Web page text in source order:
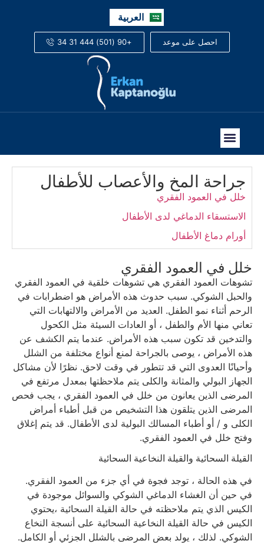
العربية
Русский
احصل على موعد +90 (501) 444 31 34
جراحة المخ والأعصاب للأطفال
خلل في العمود الفقري
الاستسقاء الدماغي لدى الأطفال
أورام دماغ الأطفال
خلل في العمود الفقري
تشوهات العمود الفقري هي تشوهات خلقية في العمود الفقري
والحبل الشوكي. سبب حدوث هذه الأمراض هو اضطرابات في
الرحم أثناء نمو الطفل. العديد من الأمراض والالتهابات التي
تعاني منها الأم والطفل ، أو العادات السيئة مثل الكحول
والتدخين قد تكون سبب هذه الأمراض. عندما يتم الكشف عن
هذه الأمراض ، يوصى بالجراحة لمنع أنواع مختلفة من الشلل
وأحيانًا العدوى التي قد تتطور في وقت لاحق. نظرًا لأن مشاكل
الجهاز البولي والمثانة والكلى يتم ملاحظتها بمعدل مرتفع في
المرضى الذين يعانون من خلل في العمود الفقري ، يجب فحص
المرضى الذين يتلقون هذا التشخيص من قبل أطباء أمراض
الكلى و / أو أطباء المسالك البولية لدى الأطفال. قد يتم إغلاق
وفتح خلل في العمود الفقري.
القيلة السحائية والقيلة النخاعية السحائية
في هذه الحالة ، توجد فجوة في أي جزء من العمود الفقري.
في حين أن الغشاء الدماغي الشوكي والسوائل موجودة في
الكيس الذي يتم ملاحظته في حالة القيلة السحائية ،يحتوي
الكيس في حالة القيلة النخاعية السحائية على أنسجة النخاع
الشوكي. لذلك ، يولد بعض المرضى بالشلل الجزئي أو الكامل.